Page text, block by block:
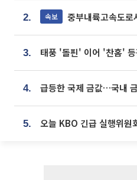
2. 속보 중부내륙고속도로
3.
4. 급등한 국제 금값…국내
5. 오늘 KBO 긴급 실행위원